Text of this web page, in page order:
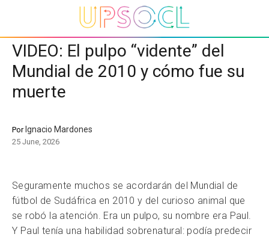
VIDEO: El pulpo “vidente” del
Mundial de 2010 y cómo fue su
muerte
Por Ignacio Mardones
25 June, 2026
Seguramente muchos se acordarán del Mundial de
fútbol de Sudáfrica en 2010 y del curioso animal que
se robó la atención. Era un pulpo, su nombre era Paul.
Y Paul tenía una habilidad sobrenatural: podía predecir